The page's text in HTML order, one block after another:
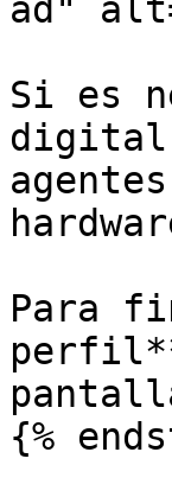
ad"
Si es
digital
Para
{%